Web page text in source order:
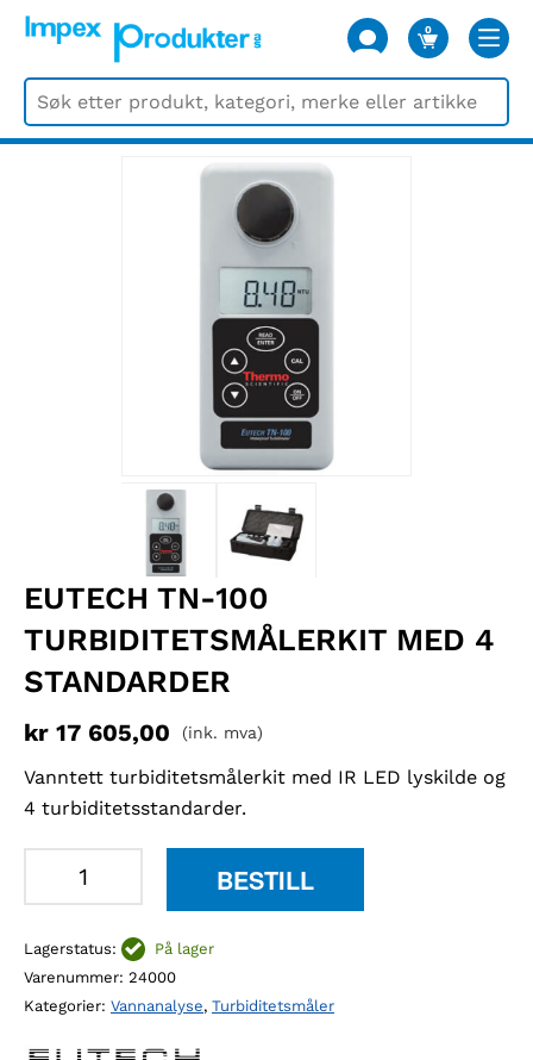
0
VARER
EUTECH TN-100
TURBIDITETSMÅLERKIT MED 4
STANDARDER
kr 17 605,00 (ink. mva)
Vanntett turbiditetsmålerkit med IR LED lyskilde og
4 turbiditetsstandarder.
turbiditetsmålerkit
med
4
standarder
BESTILL
Lagerstatus:
På lager
Varenummer: 24000
Kategorier: Vannanalyse, Turbiditetsmåler